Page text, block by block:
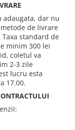
adaugata, dar nu
de livrare
standard de
minim 300 lei
coletul va
2-3 zile
lucru esta
17.00.